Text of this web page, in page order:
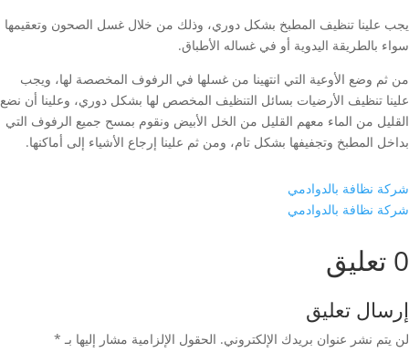
يجب علينا تنظيف المطبخ بشكل دوري، وذلك من خلال غسل الصحون وتعقيمها
سواء بالطريقة اليدوية أو في غساله الأطباق.
من ثم وضع الأوعية التي انتهينا من غسلها في الرفوف المخصصة لها، ويجب
علينا تنظيف الأرضيات بسائل التنظيف المخصص لها بشكل دوري، وعلينا أن نضع
القليل من الماء معهم القليل من الخل الأبيض ونقوم بمسح جميع الرفوف التي
بداخل المطبخ وتجفيفها بشكل تام، ومن ثم علينا إرجاع الأشياء إلى أماكنها.
شركة نظافة بالدوادمي
شركة نظافة بالدوادمي
0 تعليق
إرسال تعليق
لن يتم نشر عنوان بريدك الإلكتروني. الحقول الإلزامية مشار إليها بـ *